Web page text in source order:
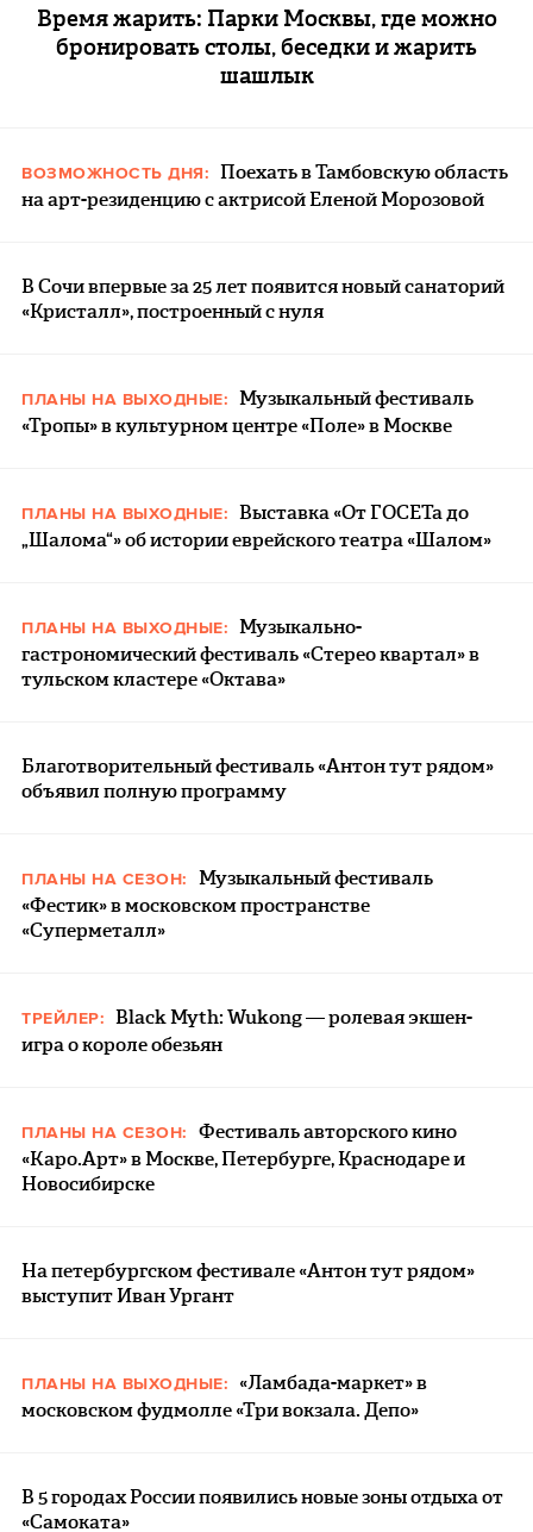
Время жарить: Парки Москвы, где можно
бронировать столы, беседки и жарить
шашлык
ВОЗМОЖНОСТЬ ДНЯ: Поехать в Тамбовскую область
на арт-резиденцию с актрисой Еленой Морозовой
В Сочи впервые за 25 лет появится новый санаторий
«Кристалл», построенный с нуля
ПЛАНЫ НА ВЫХОДНЫЕ: Музыкальный фестиваль
«Тропы» в культурном центре «Поле» в Москве
ПЛАНЫ НА ВЫХОДНЫЕ: Выставка «От ГОСЕТа до
„Шалома“» об истории еврейского театра «Шалом»
ПЛАНЫ НА ВЫХОДНЫЕ: Музыкально-
гастрономический фестиваль «Стерео квартал» в
тульском кластере «Октава»
Благотворительный фестиваль «Антон тут рядом»
объявил полную программу
ПЛАНЫ НА СЕЗОН:
Музыкальный фестиваль
«Фестик» в московском пространстве
«Суперметалл»
ТРЕЙЛЕР: Black Myth: Wukong — ролевая экшен-
игра о короле обезьян
ПЛАНЫ НА СЕЗОН:
Фестиваль авторского кино
«Каро.Арт» в Москве, Петербурге, Краснодаре и
Новосибирске
На петербургском фестивале «Антон тут рядом»
выступит Иван Ургант
ПЛАНЫ НА ВЫХОДНЫЕ:
«Ламбада-маркет» в
московском фудмолле «Три вокзала. Депо»
В 5 городах России появились новые зоны отдыха от
«Самоката»